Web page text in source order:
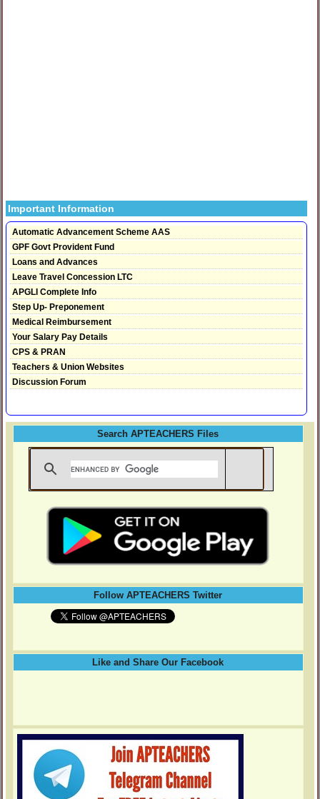
Important Information
Automatic Advancement Scheme AAS
GPF Govt Provident Fund
Loans and Advances
Leave Travel Concession LTC
APGLI Complete Info
Step Up- Preponement
Medical Reimbursement
Your Salary Pay Details
CPS & PRAN
Teachers & Union Websites
Discussion Forum
Search APTEACHERS Files
Follow APTEACHERS Twitter
Like and Share Our Facebook